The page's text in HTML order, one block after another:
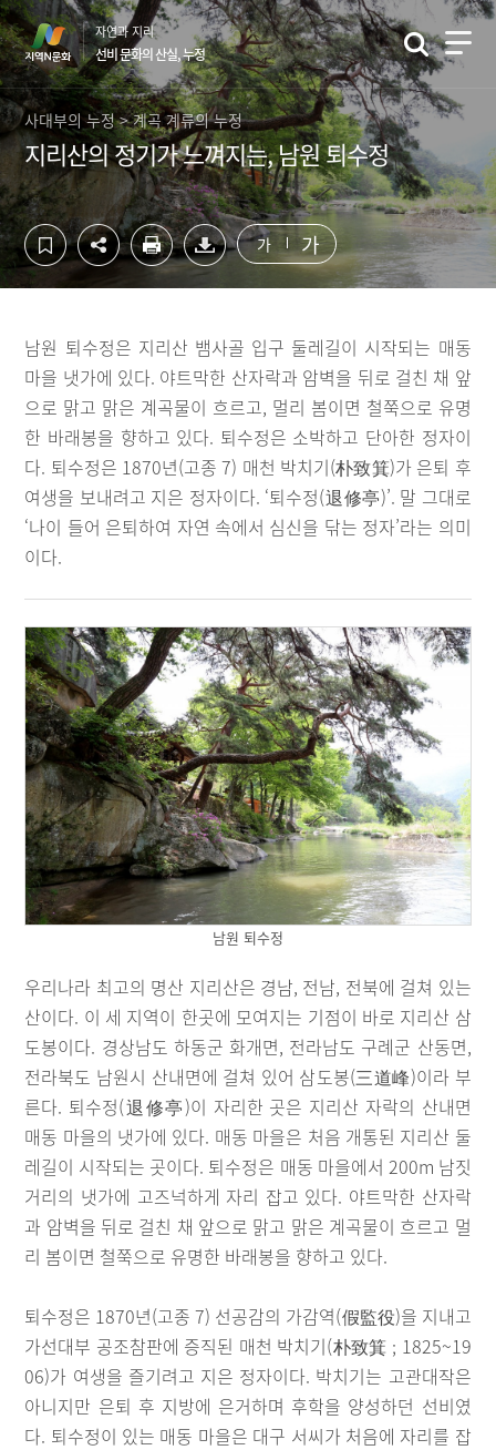
컨
텐
츠
영
역
바
로
가
기
하
단
영
역
바
로
가
기
자연과 지리
선비 문화의 산실, 누정
사대부의 누정 > 계곡 계류의 누정
지리산의 정기가 느껴지는, 남원 퇴수정
가 가
남원 퇴수정은 지리산 뱀사골 입구 둘레길이 시작되는 매동
마을 냇가에 있다. 야트막한 산자락과 암벽을 뒤로 걸친 채 앞
으로 맑고 맑은 계곡물이 흐르고, 멀리 봄이면 철쭉으로 유명
한 바래봉을 향하고 있다. 퇴수정은 소박하고 단아한 정자이
다. 퇴수정은 1870년(고종 7) 매천 박치기(朴致箕)가 은퇴 후
여생을 보내려고 지은 정자이다. ‘퇴수정(退修亭)’. 말 그대로
‘나이 들어 은퇴하여 자연 속에서 심신을 닦는 정자’라는 의미
이다.
남원 퇴수정
우리나라 최고의 명산 지리산은 경남, 전남, 전북에 걸쳐 있는
산이다. 이 세 지역이 한곳에 모여지는 기점이 바로 지리산 삼
도봉이다. 경상남도 하동군 화개면, 전라남도 구례군 산동면,
전라북도 남원시 산내면에 걸쳐 있어 삼도봉(三道峰)이라 부
른다. 퇴수정(退修亭)이 자리한 곳은 지리산 자락의 산내면
매동 마을의 냇가에 있다. 매동 마을은 처음 개통된 지리산 둘
레길이 시작되는 곳이다. 퇴수정은 매동 마을에서 200m 남짓
거리의 냇가에 고즈넉하게 자리 잡고 있다. 야트막한 산자락
과 암벽을 뒤로 걸친 채 앞으로 맑고 맑은 계곡물이 흐르고 멀
리 봄이면 철쭉으로 유명한 바래봉을 향하고 있다.
퇴수정은 1870년(고종 7) 선공감의 가감역(假監役)을 지내고
가선대부 공조참판에 증직된 매천 박치기(朴致箕 ; 1825~19
06)가 여생을 즐기려고 지은 정자이다. 박치기는 고관대작은
아니지만 은퇴 후 지방에 은거하며 후학을 양성하던 선비였
다. 퇴수정이 있는 매동 마을은 대구 서씨가 처음에 자리를 잡